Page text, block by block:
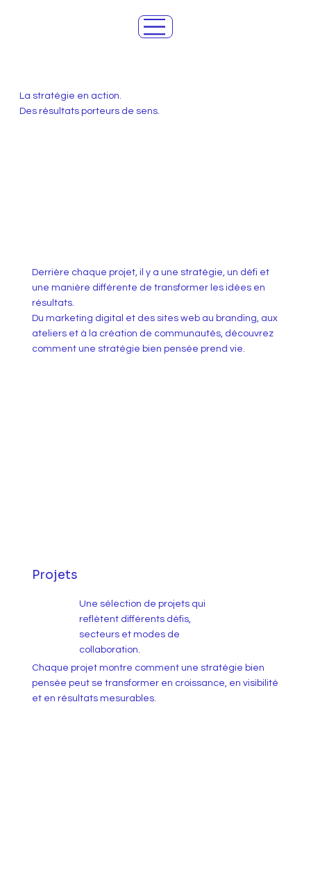
La stratégie en action.
Des résultats porteurs de sens.
Derrière chaque projet, il y a une stratégie, un défi et
une manière différente de transformer les idées en
résultats.
Du marketing digital et des sites web au branding, aux
ateliers et à la création de communautés, découvrez
comment une stratégie bien pensée prend vie.
Projets
Une sélection de projets qui
reflètent différents défis,
secteurs et modes de
collaboration.
Chaque projet montre comment une stratégie bien
pensée peut se transformer en croissance, en visibilité
et en résultats mesurables.